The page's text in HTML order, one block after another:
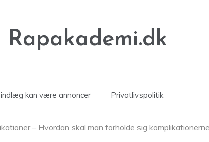
Rapakademi.dk
kan være annoncer Privatlivspolitik
– Hvordan skal man forholde sig